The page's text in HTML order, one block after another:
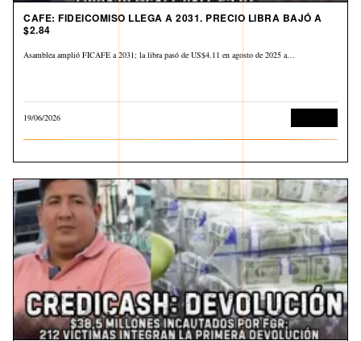
CAFE: FIDEICOMISO LLEGA A 2031. PRECIO LIBRA BAJÓ A
$2.84
Asamblea amplió FICAFE a 2031; la libra pasó de US$4.11 en agosto de 2025 a…
19/06/2026